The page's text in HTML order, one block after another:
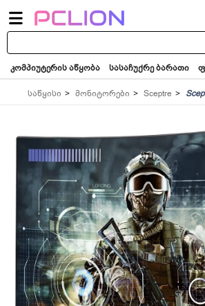
საძიებო
სიტყვა...
კომპიუტერის აწყობა სასაჩუქრე ბარათი
საწყისი მონიტორები Sceptre